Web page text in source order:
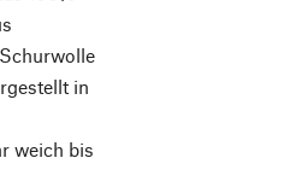
in
weich bis